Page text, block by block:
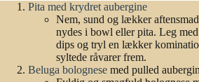
Pita med krydret aubergine
Nem, sund og lækker
nydes i bowl eller pita. Leg
dips og tryl en lækker
syltede råvarer frem.
Beluga bolognese med pulled